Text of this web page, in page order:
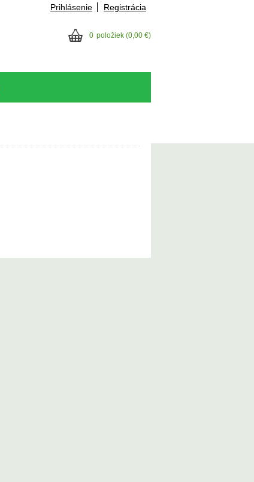
Prihlásenie Registrácia
0 položiek (0,00 €)